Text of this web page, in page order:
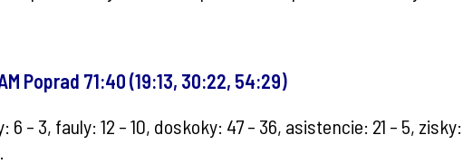
Poprad 71:40 (19:13, 30:22, 54:29)
– 3, fauly: 12 – 10, doskoky: 47 – 36, asistencie: 21 – 5,